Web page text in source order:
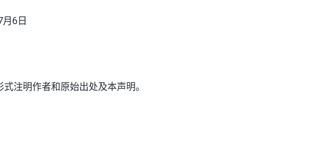
6日
注明作者和原始出处及本声明。